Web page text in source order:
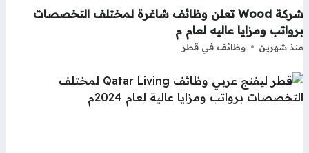
شركة Wood تعلن وظائف شاغرة لمختلف التخصصات
ومزايا عاليه لعام م
شهرين وظائف في قطر